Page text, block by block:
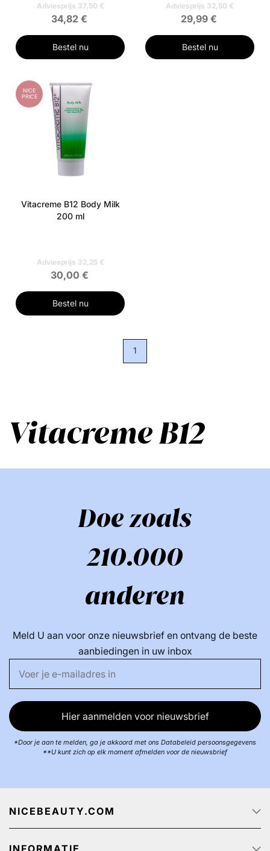
Adviesprijs 37,50 €
34,82 €
Bestel nu
Adviesprijs 32,50 €
29,99 €
Bestel nu
NICE
PRICE
Vitacreme B12 Body Milk
200 ml
Adviesprijs 32,25 €
30,00 €
Bestel nu
1
Vitacreme B12
Doe zoals
210.000
anderen
Meld U aan voor onze nieuwsbrief en ontvang de beste
aanbiedingen in uw inbox
Hier aanmelden voor nieuwsbrief
*Door je aan te melden, ga je akkoord met ons Databeleid persoonsgegevens
**U kunt zich op elk moment afmelden voor de nieuwsbrief
NICEBEAUTY.COM